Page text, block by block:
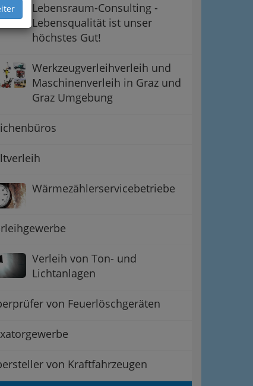
Lebensraum-Consulting -
Lebensqualität ist unser
höchstes Gut!
Werkzeugverleihverleih und
Maschinenverleih in Graz und
Graz Umgebung
Wärmezählerservicebetriebe
Verleih von Ton- und
Lichtanlagen
von Feuerlöschgeräten
von Kraftfahrzeugen